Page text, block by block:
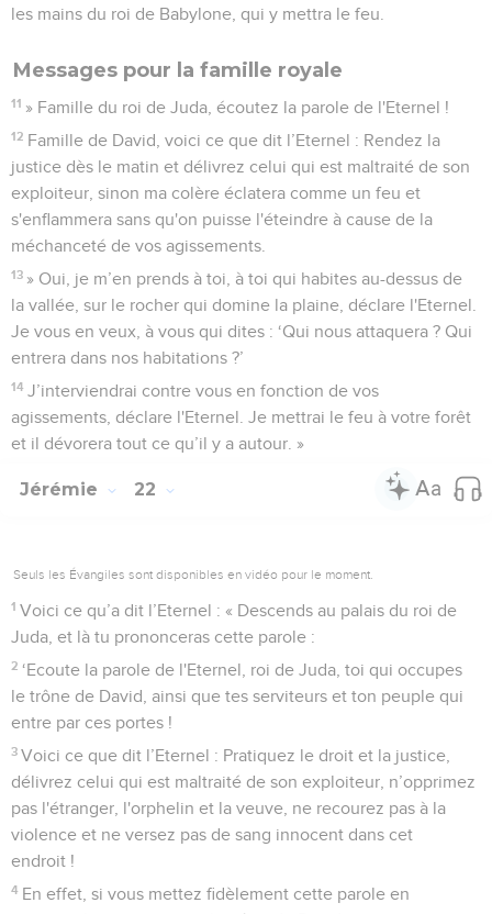
les mains du roi de Babylone, qui y mettra le feu.
Messages pour la famille royale
11 » Famille du roi de Juda, écoutez la parole de l'Eternel !
12 Famille de David, voici ce que dit l’Eternel : Rendez la
justice dès le matin et délivrez celui qui est maltraité de son
exploiteur, sinon ma colère éclatera comme un feu et
s'enflammera sans qu'on puisse l'éteindre à cause de la
méchanceté de vos agissements.
13 » Oui, je m’en prends à toi, à toi qui habites au-dessus de
la vallée, sur le rocher qui domine la plaine, déclare l'Eternel.
Je vous en veux, à vous qui dites : ‘Qui nous attaquera ? Qui
entrera dans nos habitations ?’
14 J’interviendrai contre vous en fonction de vos
agissements, déclare l'Eternel. Je mettrai le feu à votre forêt
et il dévorera tout ce qu’il y a autour. »
Jérémie 22
Seuls les Évangiles sont disponibles en vidéo pour le moment.
1 Voici ce qu’a dit l’Eternel : « Descends au palais du roi de
Juda, et là tu prononceras cette parole :
2 ‘Ecoute la parole de l'Eternel, roi de Juda, toi qui occupes
le trône de David, ainsi que tes serviteurs et ton peuple qui
entre par ces portes !
3 Voici ce que dit l’Eternel : Pratiquez le droit et la justice,
délivrez celui qui est maltraité de son exploiteur, n’opprimez
pas l'étranger, l'orphelin et la veuve, ne recourez pas à la
violence et ne versez pas de sang innocent dans cet
endroit !
4 En effet, si vous mettez fidèlement cette parole en